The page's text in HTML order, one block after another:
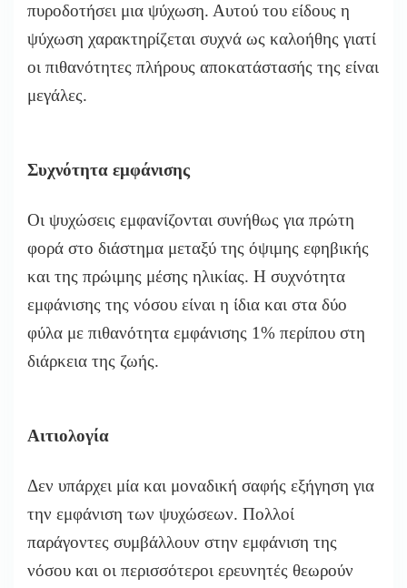
πυροδοτήσει μια ψύχωση. Αυτού του είδους η
ψύχωση χαρακτηρίζεται συχνά ως καλοήθης γιατί
οι πιθανότητες πλήρους αποκατάστασής της είναι
μεγάλες.
Συχνότητα εμφάνισης
Οι ψυχώσεις εμφανίζονται συνήθως για πρώτη
φορά στο διάστημα μεταξύ της όψιμης εφηβικής
και της πρώιμης μέσης ηλικίας. Η συχνότητα
εμφάνισης της νόσου είναι η ίδια και στα δύο
φύλα με πιθανότητα εμφάνισης 1% περίπου στη
διάρκεια της ζωής.
Αιτιολογία
Δεν υπάρχει μία και μοναδική σαφής εξήγηση για
την εμφάνιση των ψυχώσεων. Πολλοί
παράγοντες συμβάλλουν στην εμφάνιση της
νόσου και οι περισσότεροι ερευνητές θεωρούν